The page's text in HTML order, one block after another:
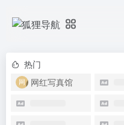
热门
网红写真馆